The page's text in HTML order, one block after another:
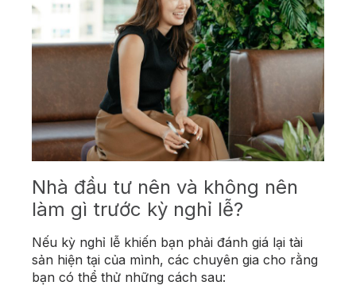
Nhà đầu tư nên và không nên
làm gì trước kỳ nghỉ lễ?
Nếu kỳ nghỉ lễ khiến bạn phải đánh giá lại tài
sản hiện tại của mình, các chuyên gia cho rằng
bạn có thể thử những cách sau: